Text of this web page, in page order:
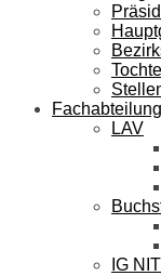
LAV
IG